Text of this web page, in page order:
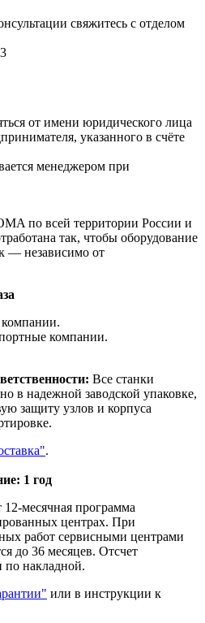
свяжитесь с отделом
от имени юридического лица
указанного в счёте
менеджером при
по всей территории России и
так, чтобы оборудование
— независимо от
компании.
Все станки
в надежной заводской упаковке,
защиту узлов и корпуса
.
1 год
12-месячная программа
центрах. При
работ сервисными центрами
до 36 месяцев. Отсчет
по накладной.
или в инструкции к